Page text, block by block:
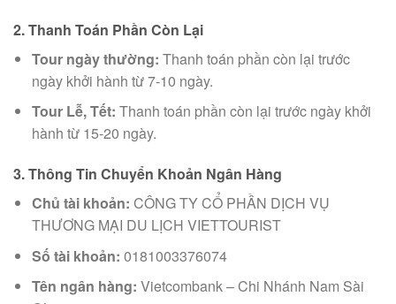
2. Thanh Toán Phần Còn Lại
Tour ngày thường: Thanh toán phần còn lại trước
ngày khởi hành từ 7-10 ngày.
Tour Lễ, Tết: Thanh toán phần còn lại trước ngày khởi
hành từ 15-20 ngày.
3. Thông Tin Chuyển Khoản Ngân Hàng
Chủ tài khoản: CÔNG TY CỔ PHẦN DỊCH VỤ
THƯƠNG MẠI DU LỊCH VIETTOURIST
Số tài khoản: 0181003376074
Tên ngân hàng: Vietcombank – Chi Nhánh Nam Sài